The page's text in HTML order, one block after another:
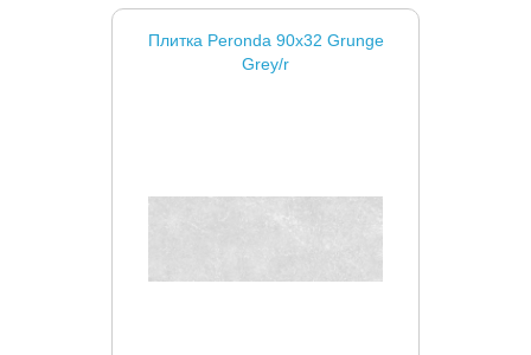
Плитка Peronda 90x32 Grunge
Grey/r